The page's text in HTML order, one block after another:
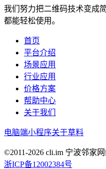
我们努力把二维码技术变成
都能轻松使用。
首页
平台介绍
场景应用
行业应用
价格方案
帮助中心
关于我们
电脑端小程序关于草料
©2011-2026 cli.im 宁波邻家
浙ICP备12002384号